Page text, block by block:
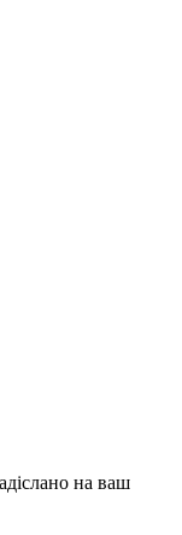
на ваш